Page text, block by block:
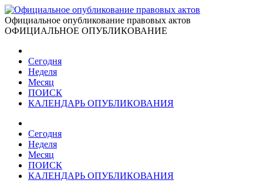
Официальное опубликование правовых актов
ОФИЦИАЛЬНОЕ ОПУБЛИКОВАНИЕ
Сегодня
Неделя
Месяц
ПОИСК
КАЛЕНДАРЬ ОПУБЛИКОВАНИЯ
Сегодня
Неделя
Месяц
ПОИСК
КАЛЕНДАРЬ ОПУБЛИКОВАНИЯ